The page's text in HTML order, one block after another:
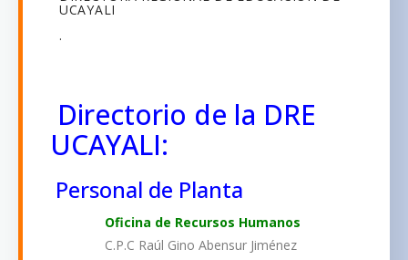
UCAYALI
.
Directorio de la DRE
UCAYALI:
Personal de Planta
Oficina de Recursos Humanos
C.P.C Raúl Gino Abensur Jiménez